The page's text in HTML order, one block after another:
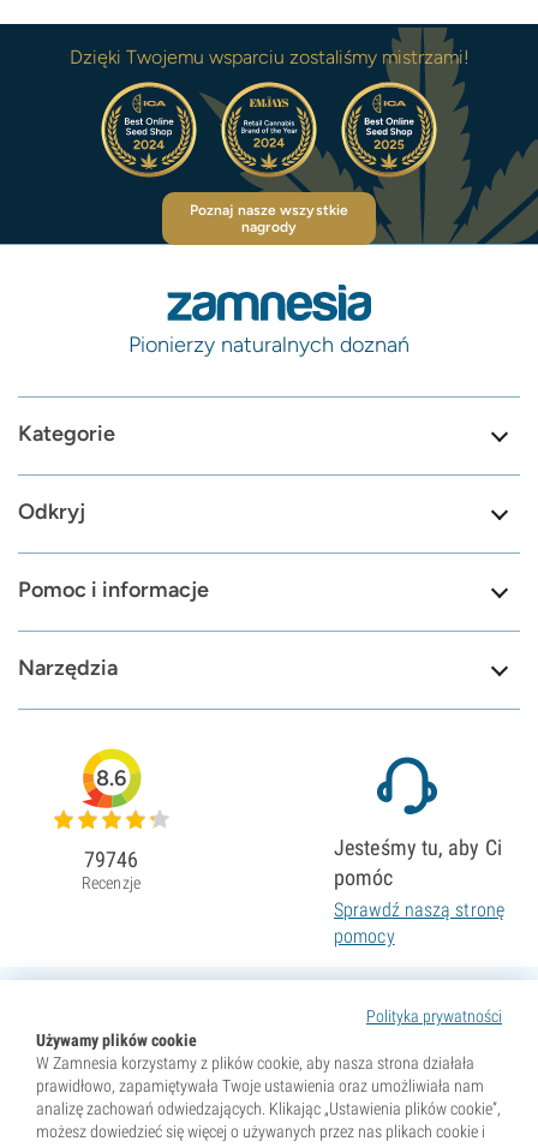
Dzięki Twojemu wsparciu zostaliśmy mistrzami!
Poznaj nasze wszystkie
nagrody
Pionierzy naturalnych doznań
Kategorie
Odkryj
Pomoc i informacje
Narzędzia
Polityka prywatności
Używamy plików cookie
W Zamnesia korzystamy z plików cookie, aby nasza strona działała
prawidłowo, zapamiętywała Twoje ustawienia oraz umożliwiała nam
analizę zachowań odwiedzających. Klikając „Ustawienia plików cookie”,
możesz dowiedzieć się więcej o używanych przez nas plikach cookie i
8.6
79746
Recenzje
Jesteśmy tu, aby Ci
pomóc
Sprawdź naszą stronę
pomocy